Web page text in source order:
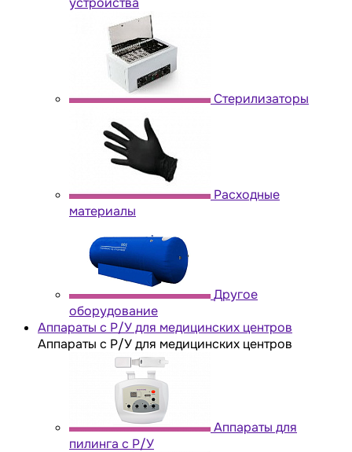
Стерилизаторы
Расходные
материалы
Другое
оборудование
Аппараты с Р/У для медицинских центров
Аппараты с Р/У для медицинских центров
Аппараты для
пилинга с Р/У